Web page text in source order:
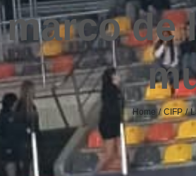
marco de
Home CIFP